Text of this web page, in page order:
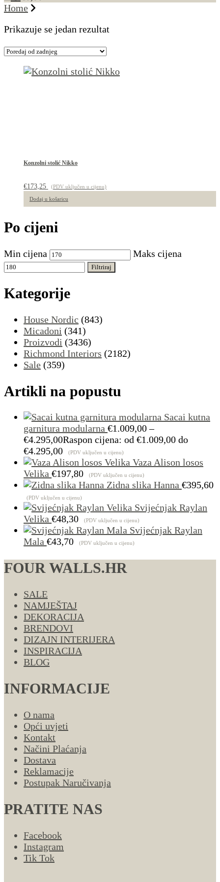
Home
Prikazuje se jedan rezultat
Konzolni stolić Nikko
€173,25 (PDV uključen u cijenu)
Dodaj u košaricu
Po cijeni
Min cijena Maks cijena
Filtriraj
Kategorije
House Nordic (843)
Micadoni (341)
Proizvodi (3436)
Richmond Interiors (2182)
Sale (359)
Artikli na popustu
Sacai kutna
garnitura modularna €1.009,00 –
€4.295,00Raspon cijena: od €1.009,00 do
€4.295,00
(PDV uključen u cijenu)
Vaza Alison losos
Velika €197,80 (PDV uključen u cijenu)
Zidna slika Hanna €395,60
(PDV uključen u cijenu)
Svijećnjak Raylan
Velika €48,30 (PDV uključen u cijenu)
Svijećnjak Raylan
Mala €43,70 (PDV uključen u cijenu)
FOUR WALLS.HR
SALE
NAMJEŠTAJ
DEKORACIJA
BRENDOVI
DIZAJN INTERIJERA
INSPIRACIJA
BLOG
INFORMACIJE
O nama
Opći uvjeti
Kontakt
Načini Plaćanja
Dostava
Reklamacije
Postupak Naručivanja
PRATITE NAS
Facebook
Instagram
Tik Tok